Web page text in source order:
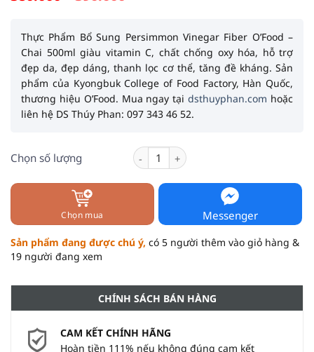
390.000 đ.
là:
380.000 đ.
Thực Phẩm Bổ Sung Persimmon Vinegar Fiber O’Food –
Chai 500ml giàu vitamin C, chất chống oxy hóa, hỗ trợ
đẹp da, đẹp dáng, thanh lọc cơ thể, tăng đề kháng. Sản
phẩm của Kyongbuk College of Food Factory, Hàn Quốc,
thương hiệu O’Food. Mua ngay tạidsthuyphan.com hoặc
liên hệ DS Thúy Phan: 097 343 46 52.
Chọn số lượng Thực Phẩm Bổ Sung Persimmon
Chọn mua Messenger
Sản phẩm đang được chú ý, có 5 người thêm vào giỏ hàng &
19 người đang xem
CHÍNH SÁCH BÁN HÀNG
CAM KẾT CHÍNH HÃNG
Hoàn tiền 111% nếu không đúng cam kết